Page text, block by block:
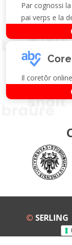
Par cognossi
pai verps e la
Il coretôr
© SERLING